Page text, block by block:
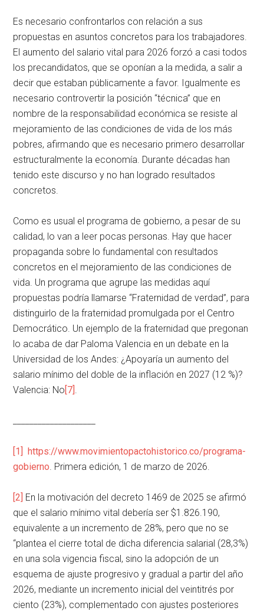
Es necesario confrontarlos con relación a sus
propuestas en asuntos concretos para los trabajadores.
El aumento del salario vital para 2026 forzó a casi todos
los precandidatos, que se oponían a la medida, a salir a
decir que estaban públicamente a favor. Igualmente es
necesario controvertir la posición “técnica” que en
nombre de la responsabilidad económica se resiste al
mejoramiento de las condiciones de vida de los más
pobres, afirmando que es necesario primero desarrollar
estructuralmente la economía. Durante décadas han
tenido este discurso y no han logrado resultados
concretos.
Como es usual el programa de gobierno, a pesar de su
calidad, lo van a leer pocas personas. Hay que hacer
propaganda sobre lo fundamental con resultados
concretos en el mejoramiento de las condiciones de
vida. Un programa que agrupe las medidas aquí
propuestas podría llamarse “Fraternidad de verdad”, para
distinguirlo de la fraternidad promulgada por el Centro
Democrático. Un ejemplo de la fraternidad que pregonan
lo acaba de dar Paloma Valencia en un debate en la
Universidad de los Andes: ¿Apoyaría un aumento del
salario mínimo del doble de la inflación en 2027 (12 %)?
Valencia: No[7].
[1] https://www.movimientopactohistorico.co/programa-
gobierno. Primera edición, 1 de marzo de 2026.
[2] En la motivación del decreto 1469 de 2025 se afirmó
que el salario mínimo vital debería ser $1.826.190,
equivalente a un incremento de 28%, pero que no se
“plantea el cierre total de dicha diferencia salarial (28,3%)
en una sola vigencia fiscal, sino la adopción de un
esquema de ajuste progresivo y gradual a partir del año
2026, mediante un incremento inicial del veintitrés por
ciento (23%), complementado con ajustes posteriores